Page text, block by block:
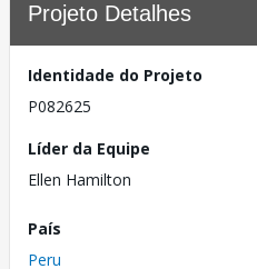
Projeto Detalhes
Identidade do Projeto
P082625
Líder da Equipe
Ellen Hamilton
País
Peru